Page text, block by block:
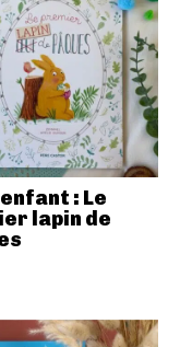
: Le
lapin de